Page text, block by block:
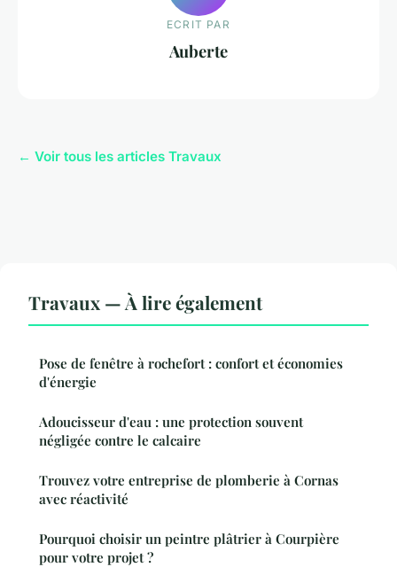
ECRIT PAR
Auberte
← Voir tous les articles Travaux
Travaux — À lire également
Pose de fenêtre à rochefort : confort et économies
d'énergie
Adoucisseur d'eau : une protection souvent
négligée contre le calcaire
Trouvez votre entreprise de plomberie à Cornas
avec réactivité
Pourquoi choisir un peintre plâtrier à Courpière
pour votre projet ?